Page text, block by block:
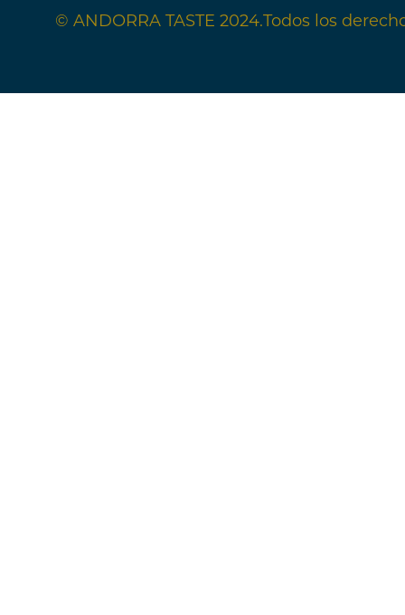
© ANDORRA TASTE 2024.Todos los